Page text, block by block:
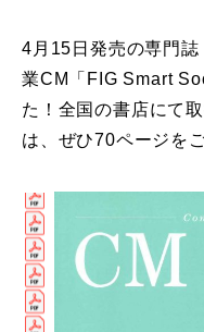
4月15日発売の専門
業CM「FIG Smart
た！全国の書店にて
は、ぜひ70ページを